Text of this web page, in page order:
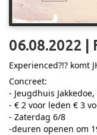
06.08.2022 |
Experienced?!? komt
Concreet:
- Jeugdhuis
- € 2 voor leden € 3
- Zaterdag 6/8
-deuren openen om